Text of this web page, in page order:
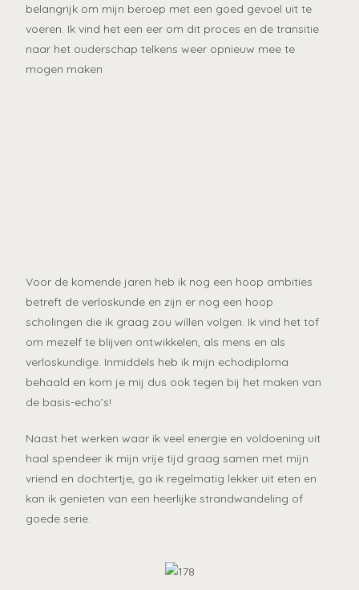
belangrijk om mijn beroep met een goed gevoel uit te
voeren. Ik vind het een eer om dit proces en de transitie
naar het ouderschap telkens weer opnieuw mee te
mogen maken
Voor de komende jaren heb ik nog een hoop ambities
betreft de verloskunde en zijn er nog een hoop
scholingen die ik graag zou willen volgen. Ik vind het tof
om mezelf te blijven ontwikkelen, als mens en als
verloskundige. Inmiddels heb ik mijn echodiploma
behaald en kom je mij dus ook tegen bij het maken van
de basis-echo’s!
Naast het werken waar ik veel energie en voldoening uit
haal spendeer ik mijn vrije tijd graag samen met mijn
vriend en dochtertje, ga ik regelmatig lekker uit eten en
kan ik genieten van een heerlijke strandwandeling of
goede serie.